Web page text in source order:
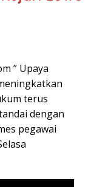
” Upaya
terus
dengan
pegawai